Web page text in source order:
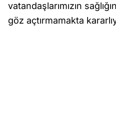
vatandaşlarımızın
göz açtırmamakta